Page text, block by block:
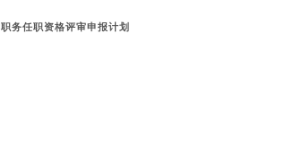
务任职资格评审申报计划